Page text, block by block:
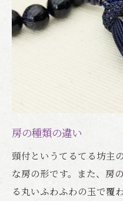
房の種類の違い
頭付というてるてる坊主
な房の形です。また、房
る丸いふわふわの玉で覆